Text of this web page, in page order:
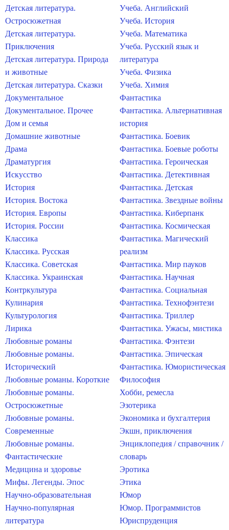
Детская литература.
Остросюжетная
Детская литература.
Приключения
Детская литература. Природа
и животные
Детская литература. Сказки
Документальное
Документальное. Прочее
Дом и семья
Домашние животные
Драма
Драматургия
Искусство
История
История. Востока
История. Европы
История. России
Классика
Классика. Русская
Классика. Советская
Классика. Украинская
Контркультура
Кулинария
Культурология
Лирика
Любовные романы
Любовные романы.
Исторический
Любовные романы. Короткие
Любовные романы.
Остросюжетные
Любовные романы.
Современные
Любовные романы.
Фантастические
Медицина и здоровье
Мифы. Легенды. Эпос
Научно-образовательная
Научно-популярная
литература
Учеба. Английский
Учеба. История
Учеба. Математика
Учеба. Русский язык и
литература
Учеба. Физика
Учеба. Химия
Фантастика
Фантастика. Альтернативная
история
Фантастика. Боевик
Фантастика. Боевые роботы
Фантастика. Героическая
Фантастика. Детективная
Фантастика. Детская
Фантастика. Звездные войны
Фантастика. Киберпанк
Фантастика. Космическая
Фантастика. Магический
реализм
Фантастика. Мир пауков
Фантастика. Научная
Фантастика. Социальная
Фантастика. Технофэнтези
Фантастика. Триллер
Фантастика. Ужасы, мистика
Фантастика. Фэнтези
Фантастика. Эпическая
Фантастика. Юмористическая
Философия
Хобби, ремесла
Эзотерика
Экономика и бухгалтерия
Экшн, приключения
Энциклопедия / справочник /
словарь
Эротика
Этика
Юмор
Юмор. Программистов
Юриспруденция